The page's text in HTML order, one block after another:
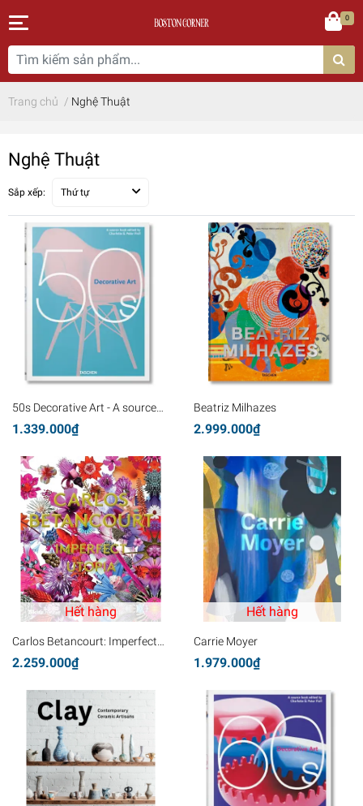
0
Trang chủ / Nghệ Thuật
Nghệ Thuật
Sắp xếp: Thứ tự
50s Decorative Art - A source
book edited by Charlotte &
Peter Fiell
1.339.000₫
Beatriz Milhazes
2.999.000₫
Hết hàng
Carlos Betancourt: Imperfect
Utopia
2.259.000₫
Hết hàng
Carrie Moyer
1.979.000₫